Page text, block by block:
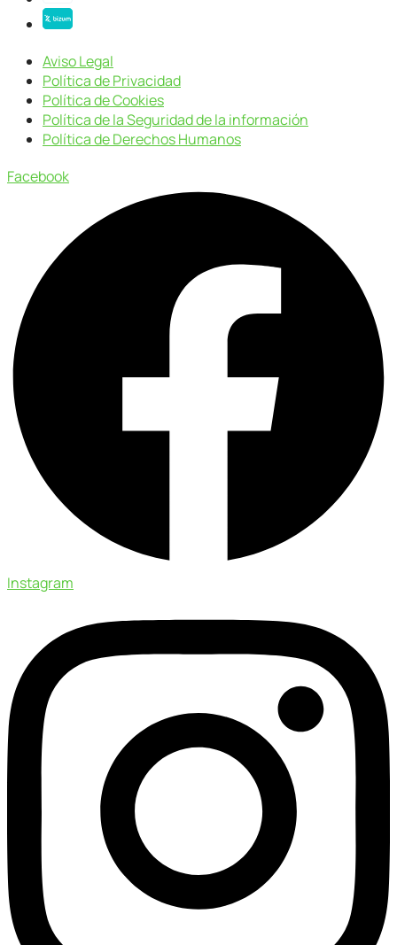
Aviso Legal
Política de Privacidad
Política de Cookies
Política de la Seguridad de la información
Política de Derechos Humanos
Facebook
Instagram